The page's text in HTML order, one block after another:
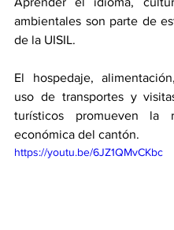
ambientales son parte de
de la UISIL.
El hospedaje,
uso de transportes y
turísticos promueven la
económica del cantón.
https://youtu.be/6JZ1QMvCKbc